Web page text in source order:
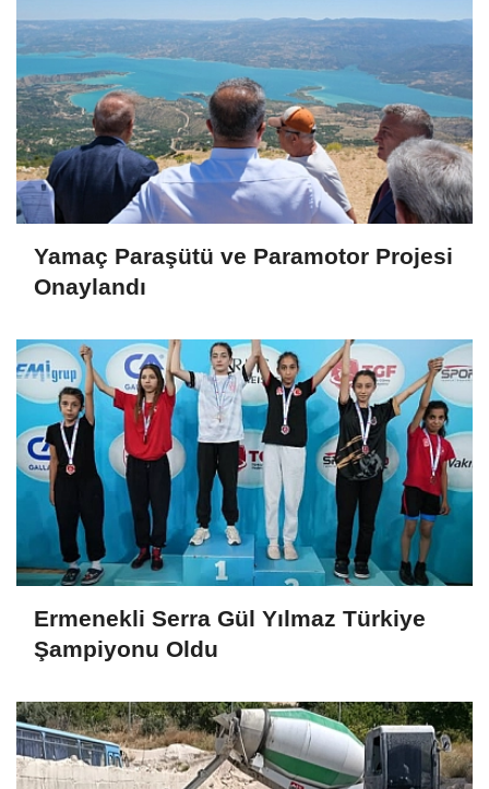
Yamaç Paraşütü ve Paramotor Projesi
Onaylandı
Ermenekli Serra Gül Yılmaz Türkiye
Şampiyonu Oldu